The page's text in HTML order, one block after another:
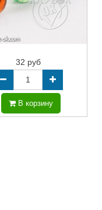
32 руб
В корзину